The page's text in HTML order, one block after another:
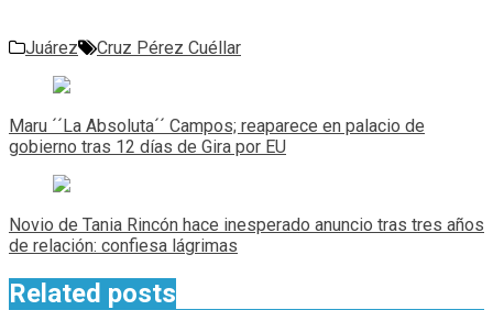
Juárez Cruz Pérez Cuéllar
Navegación
de
entradas
Maru ´´La Absoluta´´ Campos; reaparece en palacio de
gobierno tras 12 días de Gira por EU
Novio de Tania Rincón hace inesperado anuncio tras tres años
de relación: confiesa lágrimas
Related posts